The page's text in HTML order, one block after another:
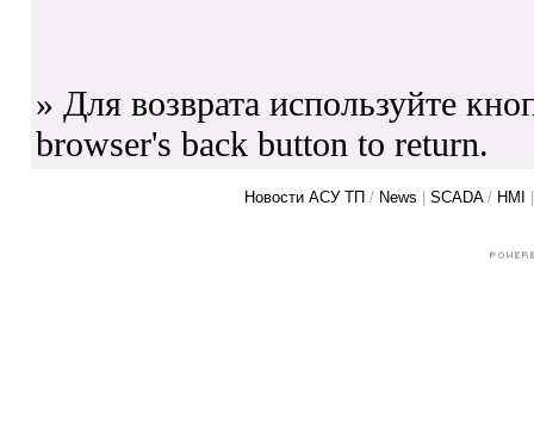
» Для возврата используйте
browser's back button to return.
Новости АСУ ТП / News SCADA/ HMI